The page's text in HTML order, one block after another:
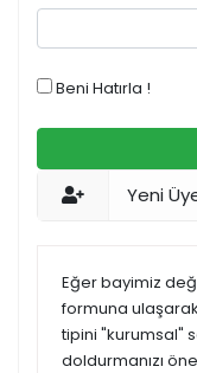
Beni Hatırla !
Yeni
Eğer bayimiz
formuna ulaşarak
tipini "kurumsal"
doldurmanızı